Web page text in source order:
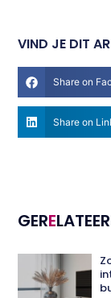
VIND JE DIT
Share on
Share on
GERE